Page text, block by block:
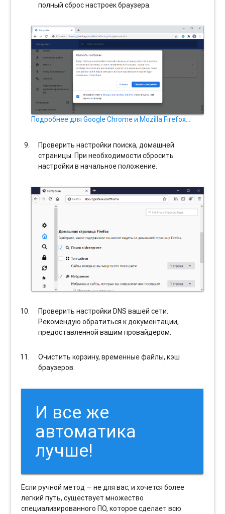
полный сброс настроек браузера.
Подробнее для Google Chrome и Mozilla Firefox…
Проверить настройки поиска, домашней
страницы. При необходимости сбросить
настройки в начальное положение.
Проверить настройки DNS вашей сети.
Рекомендую обратиться к документации,
предоставленной вашим провайдером.
Очистить корзину, временные файлы, кэш
браузеров.
И все же
автоматика
лучше!
Если ручной метод — не для вас, и хочется более
легкий путь, существует множество
специализированного ПО, которое сделает всю